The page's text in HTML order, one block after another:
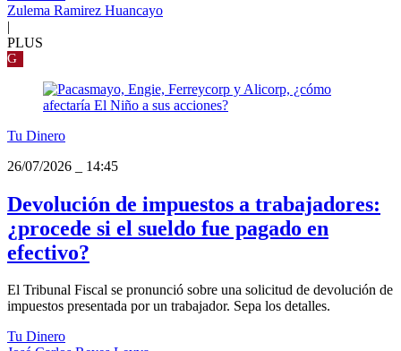
Zulema Ramirez Huancayo
|
PLUS
G
Tu Dinero
26/07/2026
14:45
Devolución de impuestos a trabajadores:
¿procede si el sueldo fue pagado en
efectivo?
El Tribunal Fiscal se pronunció sobre una solicitud de devolución de
impuestos presentada por un trabajador. Sepa los detalles.
Tu Dinero